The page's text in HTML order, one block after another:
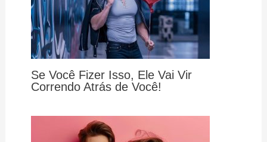
Se Você Fizer Isso, Ele Vai Vir
Correndo Atrás de Você!